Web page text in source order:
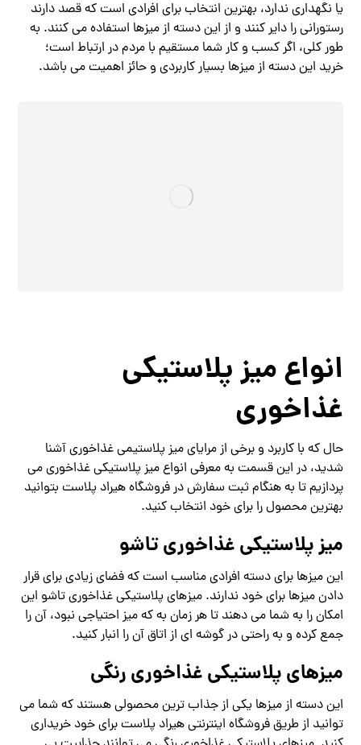
یا نگهداری ندارد، بهترین انتخاب برای افرادی است که قصد دارند
رستورانی را دایر کنند و از این دسته از میزها استفاده می کنند. به
طور کلی، اگر کسب و کار شما مستقیم با مردم در ارتباط است؛
خرید این دسته از میزها بسیار کاربردی و حائز اهمیت می باشد.
انواع میز پلاستیکی
غذاخوری
حال که با کاربرد و برخی از مرایای میز پلاستیمی غذاخوری آشنا
شدید، در این قسمت به معرفی انواع میز پلاستیکی غذاخوری می
پردازیم تا به هنگام ثبت سفارش در فروشگاه هیراد پلاست بتوانید
بهترین محصول را برای خود انتخاب کنید.
میز پلاستیکی غذاخوری تاشو
این میزها برای دسته افرادی مناسب است که فضای زیادی برای قرار
دادن میزها برای خود ندارند. میزهای پلاستیکی غذاخوری تاشو این
امکان را به شما می دهند تا هر زمان به که میز احتیاجی نبود، آن را
جمع کرده و به راحتی در گوشه ای از اتاق آن را انبار کنید.
میزهای پلاستیکی غذاخوری رنگی
این دسته از میزها یکی از جذاب ترین محصولی هستند که شما می
توانید از طریق فروشگاه اینترنتی هیراد پلاست برای خود خریداری